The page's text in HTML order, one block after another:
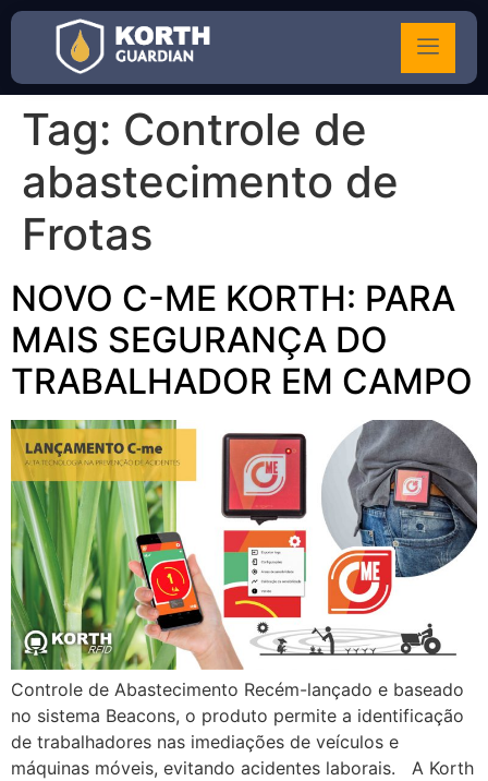
Tag: Controle de
abastecimento de
Frotas
NOVO C-ME KORTH: PARA
MAIS SEGURANÇA DO
TRABALHADOR EM CAMPO
Controle de Abastecimento Recém-lançado e baseado
no sistema Beacons, o produto permite a identificação
de trabalhadores nas imediações de veículos e
máquinas móveis, evitando acidentes laborais. A Korth